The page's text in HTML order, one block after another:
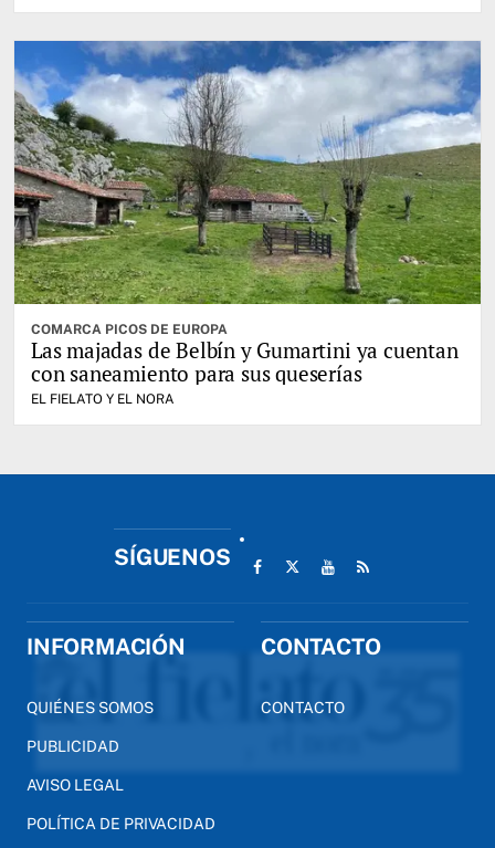
COMARCA PICOS DE EUROPA
Las majadas de Belbín y Gumartini ya cuentan
con saneamiento para sus queserías
EL FIELATO Y EL NORA
SÍGUENOS
INFORMACIÓN
QUIÉNES SOMOS
PUBLICIDAD
AVISO LEGAL
POLÍTICA DE PRIVACIDAD
CONTACTO
CONTACTO